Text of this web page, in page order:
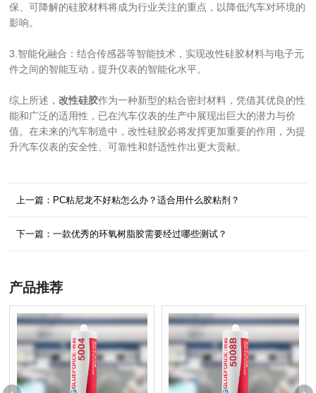
保、可降解的硅胶材料将成为行业关注的重点，以降低汽车对环境的
影响。
3.智能化融合：结合传感器等智能技术，实现改性硅胶材料与电子元
件之间的智能互动，提升仪表的智能化水平。
综上所述，改性硅胶作为一种新型的粘合密封材料，凭借其优良的性
能和广泛的适用性，已在汽车仪表的生产中展现出巨大的潜力与价
值。在未来的汽车制造中，改性硅胶必将发挥更加重要的作用，为提
升汽车仪表的安全性、可靠性和舒适性作出更大贡献。
上一篇：PC粘尼龙不好粘怎么办？适合用什么胶粘剂？
下一篇：一款优秀的环氧树脂胶需要经过哪些测试？
产品推荐